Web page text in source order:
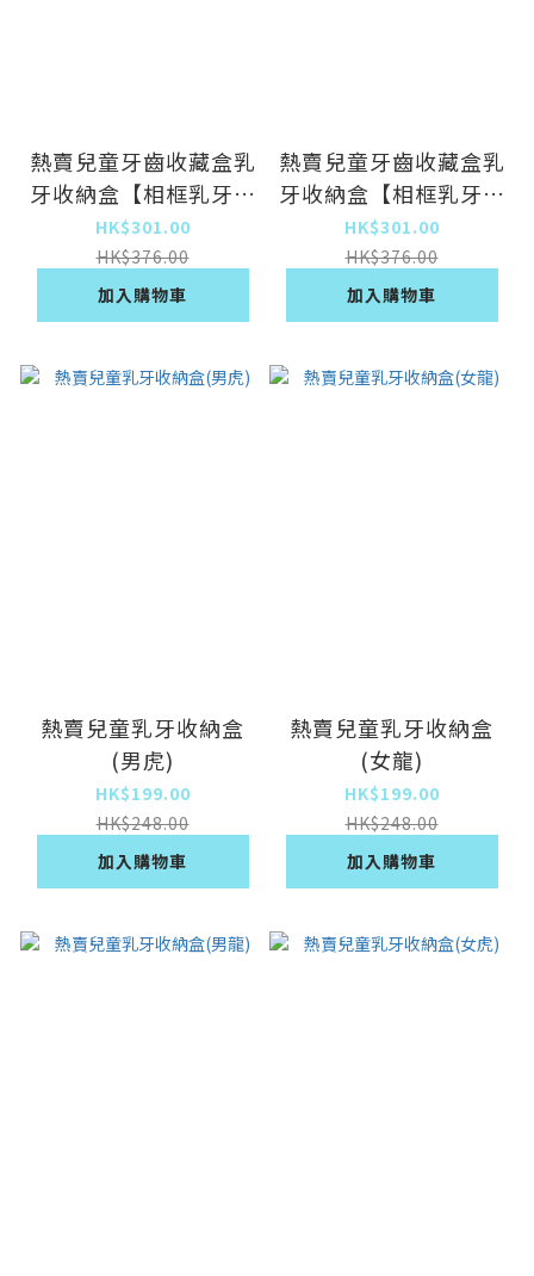
熱賣兒童牙齒收藏盒乳
牙收納盒【相框乳牙盒
[王子藍]】
HK$301.00
HK$376.00
加入購物車
熱賣兒童牙齒收藏盒乳
牙收納盒【相框乳牙盒
[公主粉]】
HK$301.00
HK$376.00
加入購物車
熱賣兒童乳牙收納盒
(男虎)
HK$199.00
HK$248.00
加入購物車
熱賣兒童乳牙收納盒
(女龍)
HK$199.00
HK$248.00
加入購物車